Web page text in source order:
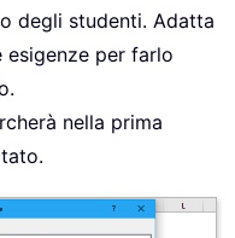
degli studenti. Adatta
esigenze per farlo
nella prima